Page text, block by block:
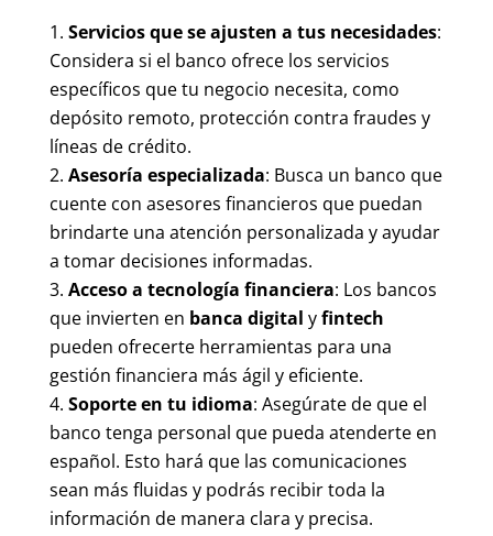
Servicios que se ajusten a tus necesidades:
Considera si el banco ofrece los servicios
específicos que tu negocio necesita, como
depósito remoto, protección contra fraudes y
líneas de crédito.
Asesoría especializada: Busca un banco que
cuente con asesores financieros que puedan
brindarte una atención personalizada y ayudar
a tomar decisiones informadas.
Acceso a tecnología financiera: Los bancos
que invierten en banca digital yfintech
pueden ofrecerte herramientas para una
gestión financiera más ágil y eficiente.
Soporte en tu idioma: Asegúrate de que el
banco tenga personal que pueda atenderte en
español. Esto hará que las comunicaciones
sean más fluidas y podrás recibir toda la
información de manera clara y precisa.